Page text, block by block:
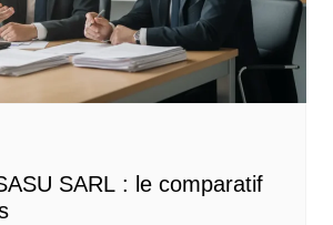
SARL : le comparatif